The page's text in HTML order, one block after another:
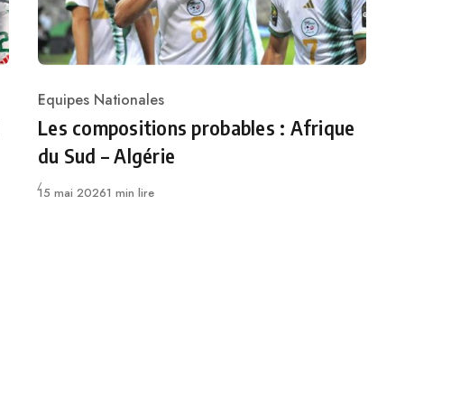
Category
Equipes Nationales
Les compositions probables : Afrique
du Sud – Algérie
Publié
15 mai 20261 min lire